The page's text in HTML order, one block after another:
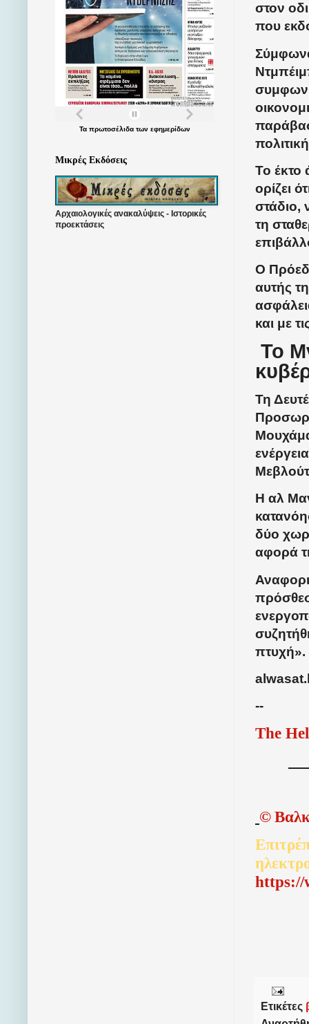
στον
που
Το έκτο
ορίζει
στάδιο,
τη
Ο
αυτής
και με
Το
Τη
Η αλ
δύο
αφορά
πτυχή».
--
The
©
https://
Ετικέτες
Τα πρωτοσέλιδατων εφημερίδων
Μικρές Εκδόσεις
Αρχαιολογικές ανακαλύψεις - Ιστορικές
προεκτάσεις